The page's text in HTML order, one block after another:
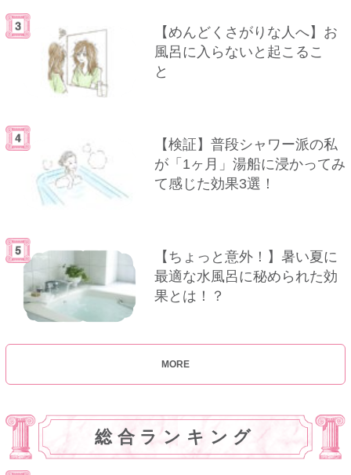
【めんどくさがりな人へ】お
風呂に入らないと起こるこ
と
【検証】普段シャワー派の私
が「1ヶ月」湯船に浸かってみ
て感じた効果3選！
【ちょっと意外！】暑い夏に
最適な水風呂に秘められた効
果とは！？
MORE
総合ランキング